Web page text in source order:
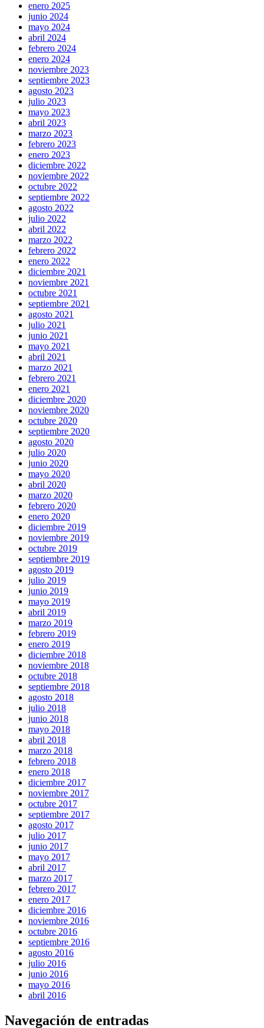
enero 2025
junio 2024
mayo 2024
abril 2024
febrero 2024
enero 2024
noviembre 2023
septiembre 2023
agosto 2023
julio 2023
mayo 2023
abril 2023
marzo 2023
febrero 2023
enero 2023
diciembre 2022
noviembre 2022
octubre 2022
septiembre 2022
agosto 2022
julio 2022
abril 2022
marzo 2022
febrero 2022
enero 2022
diciembre 2021
noviembre 2021
octubre 2021
septiembre 2021
agosto 2021
julio 2021
junio 2021
mayo 2021
abril 2021
marzo 2021
febrero 2021
enero 2021
diciembre 2020
noviembre 2020
octubre 2020
septiembre 2020
agosto 2020
julio 2020
junio 2020
mayo 2020
abril 2020
marzo 2020
febrero 2020
enero 2020
diciembre 2019
noviembre 2019
octubre 2019
septiembre 2019
agosto 2019
julio 2019
junio 2019
mayo 2019
abril 2019
marzo 2019
febrero 2019
enero 2019
diciembre 2018
noviembre 2018
octubre 2018
septiembre 2018
agosto 2018
julio 2018
junio 2018
mayo 2018
abril 2018
marzo 2018
febrero 2018
enero 2018
diciembre 2017
noviembre 2017
octubre 2017
septiembre 2017
agosto 2017
julio 2017
junio 2017
mayo 2017
abril 2017
marzo 2017
febrero 2017
enero 2017
diciembre 2016
noviembre 2016
octubre 2016
septiembre 2016
agosto 2016
julio 2016
junio 2016
mayo 2016
abril 2016
Navegación de entradas